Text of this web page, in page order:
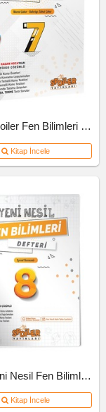
7.Sınıf Spoiler Fen Bilimleri Soru Bankası
Kitap İncele
8.Sınıf Yeni Nesil Fen Bilimleri Defteri
Kitap İncele